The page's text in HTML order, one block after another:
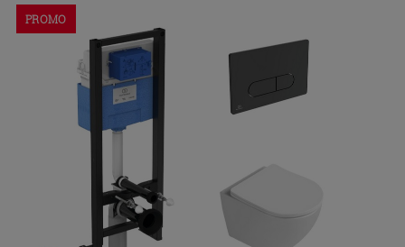
PROMO